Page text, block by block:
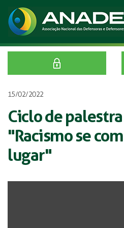
15/02/2022
Ciclo de
"Racismo se
lugar"